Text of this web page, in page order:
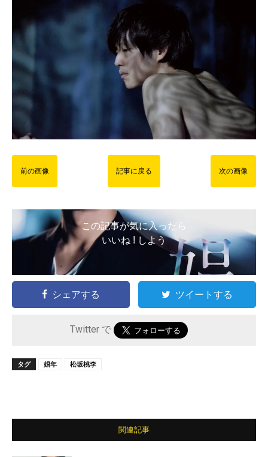
前の画像 記事に戻る 次の画像
この記事が気に入ったら
いいね ! しよう
シェアする ツイートする
Twitter で
タグ 娼年 松坂桃李
関連記事